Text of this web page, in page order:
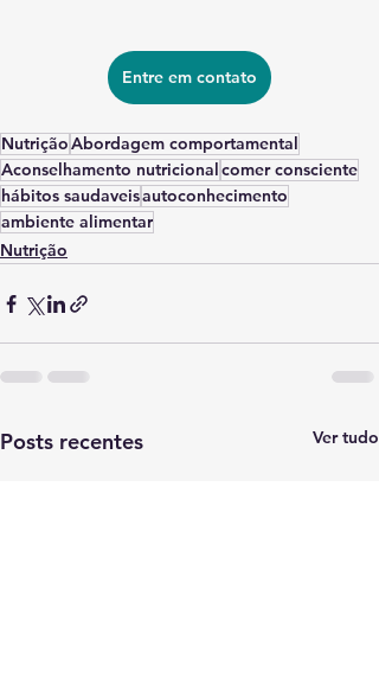
Entre em contato
NutriçãoAbordagem comportamental
Aconselhamento nutricionalcomer consciente
hábitos saudaveisautoconhecimento
ambiente alimentar
Nutrição
Posts recentes Ver tudo